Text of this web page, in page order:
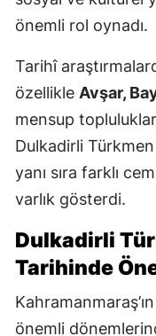
önemli rol oynadı.
Tarihî
özellikle Avşar,
mensup
Dulkadirli Türkmen
yanı sıra farklı
varlık gösterdi.
Dulkadirli
Tarihinde
önemli